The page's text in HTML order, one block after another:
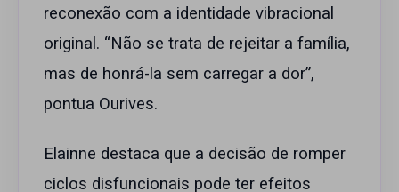
reconexão com a identidade vibracional
original. “Não se trata de rejeitar a família,
mas de honrá-la sem carregar a dor”,
pontua Ourives.
Elainne destaca que a decisão de romper
ciclos disfuncionais pode ter efeitos